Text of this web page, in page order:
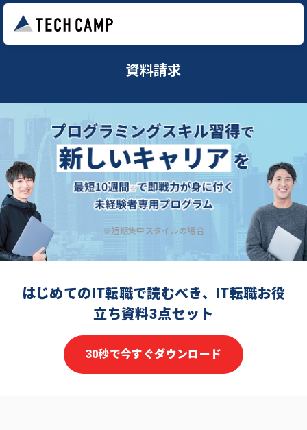
資料請求
※短期集中スタイルの場合
はじめてのIT転職で読むべき、IT転職お役
立ち資料3点セット
30秒で今すぐダウンロード